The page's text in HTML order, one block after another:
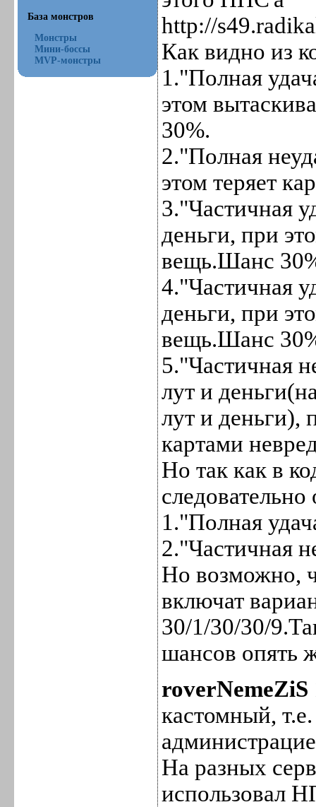
База монстров
Монстры
Мини-боссы
MVP-монстры
http://
Как видно из
1."Полная
этом
30%.
2."Полная
этом теряет
3."Частичная
деньги, при
вещь.Шанс
4."Частичная
деньги, при
вещь.Шанс
5."Частичная
лут и
лут и деньги),
картами
Но так как в
следовательно
1."Полная
2."Частичная
Но возможно,
включат
30/1/30/30/
шансов опять
roverNemeZiS
кастомный,
На разных
использовал